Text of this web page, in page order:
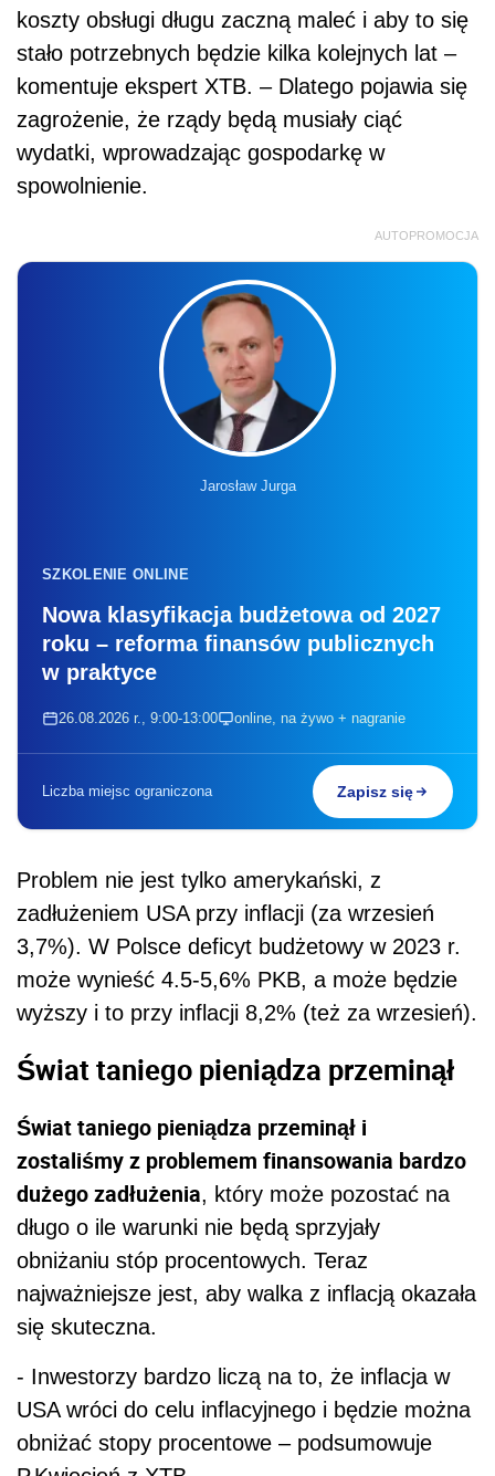
koszty obsługi długu zaczną maleć i aby to się
stało potrzebnych będzie kilka kolejnych lat –
komentuje ekspert XTB. – Dlatego pojawia się
zagrożenie, że rządy będą musiały ciąć
wydatki, wprowadzając gospodarkę w
spowolnienie.
AUTOPROMOCJA
Jarosław Jurga
SZKOLENIE ONLINE
Nowa klasyfikacja budżetowa od 2027
roku – reforma finansów publicznych
w praktyce
26.08.2026 r., 9:00-13:00 online, na żywo + nagranie
Liczba miejsc ograniczona Zapisz się
Problem nie jest tylko amerykański, z
zadłużeniem USA przy inflacji (za wrzesień
3,7%). W Polsce deficyt budżetowy w 2023 r.
może wynieść 4.5-5,6% PKB, a może będzie
wyższy i to przy inflacji 8,2% (też za wrzesień).
Świat taniego pieniądza przeminął
Świat taniego pieniądza przeminął i
zostaliśmy z problemem finansowania bardzo
dużego zadłużenia, który może pozostać na
długo o ile warunki nie będą sprzyjały
obniżaniu stóp procentowych. Teraz
najważniejsze jest, aby walka z inflacją okazała
się skuteczna.
- Inwestorzy bardzo liczą na to, że inflacja w
USA wróci do celu inflacyjnego i będzie można
obniżać stopy procentowe – podsumowuje